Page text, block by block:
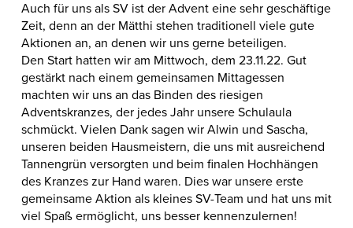
Auch für uns als SV ist der Advent eine sehr geschäftige
Zeit, denn an der Mätthi stehen traditionell viele gute
Aktionen an, an denen wir uns gerne beteiligen.
Den Start hatten wir am Mittwoch, dem 23.11.22. Gut
gestärkt nach einem gemeinsamen Mittagessen
machten wir uns an das Binden des riesigen
Adventskranzes, der jedes Jahr unsere Schulaula
schmückt. Vielen Dank sagen wir Alwin und Sascha,
unseren beiden Hausmeistern, die uns mit ausreichend
Tannengrün versorgten und beim finalen Hochhängen
des Kranzes zur Hand waren. Dies war unsere erste
gemeinsame Aktion als kleines SV-Team und hat uns mit
viel Spaß ermöglicht, uns besser kennenzulernen!